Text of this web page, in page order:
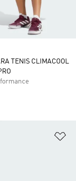
TENIS CLIMACOOL